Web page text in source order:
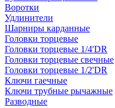
Воротки
Удлинители
Шарниры карданные
Головки торцевые
Головки торцевые 1/4'DR
Головки торцевые свечные
Головки торцевые 1/2'DR
Ключи гаечные
Ключи трубные рычажные
Разводные